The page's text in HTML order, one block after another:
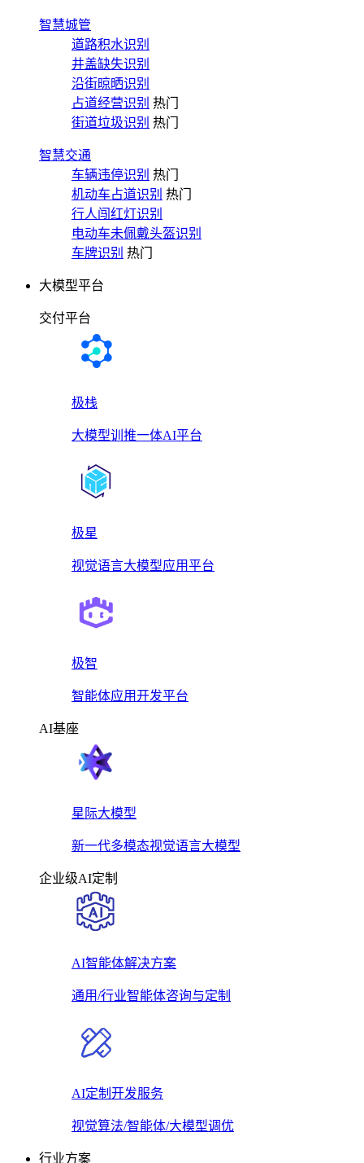
智慧城管
道路积水识别
井盖缺失识别
沿街晾晒识别
占道经营识别 热门
街道垃圾识别 热门
智慧交通
车辆违停识别 热门
机动车占道识别 热门
行人闯红灯识别
电动车未佩戴头盔识别
车牌识别 热门
大模型平台
交付平台
极栈
大模型训推一体AI平台
极星
视觉语言大模型应用平台
极智
智能体应用开发平台
AI基座
星际大模型
新一代多模态视觉语言大模型
企业级AI定制
AI智能体解决方案
通用/行业智能体咨询与定制
AI定制开发服务
视觉算法/智能体/大模型调优
行业方案